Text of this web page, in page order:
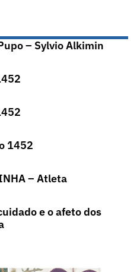
– Sylvio Alkimin
1452
– Atleta
e o afeto dos